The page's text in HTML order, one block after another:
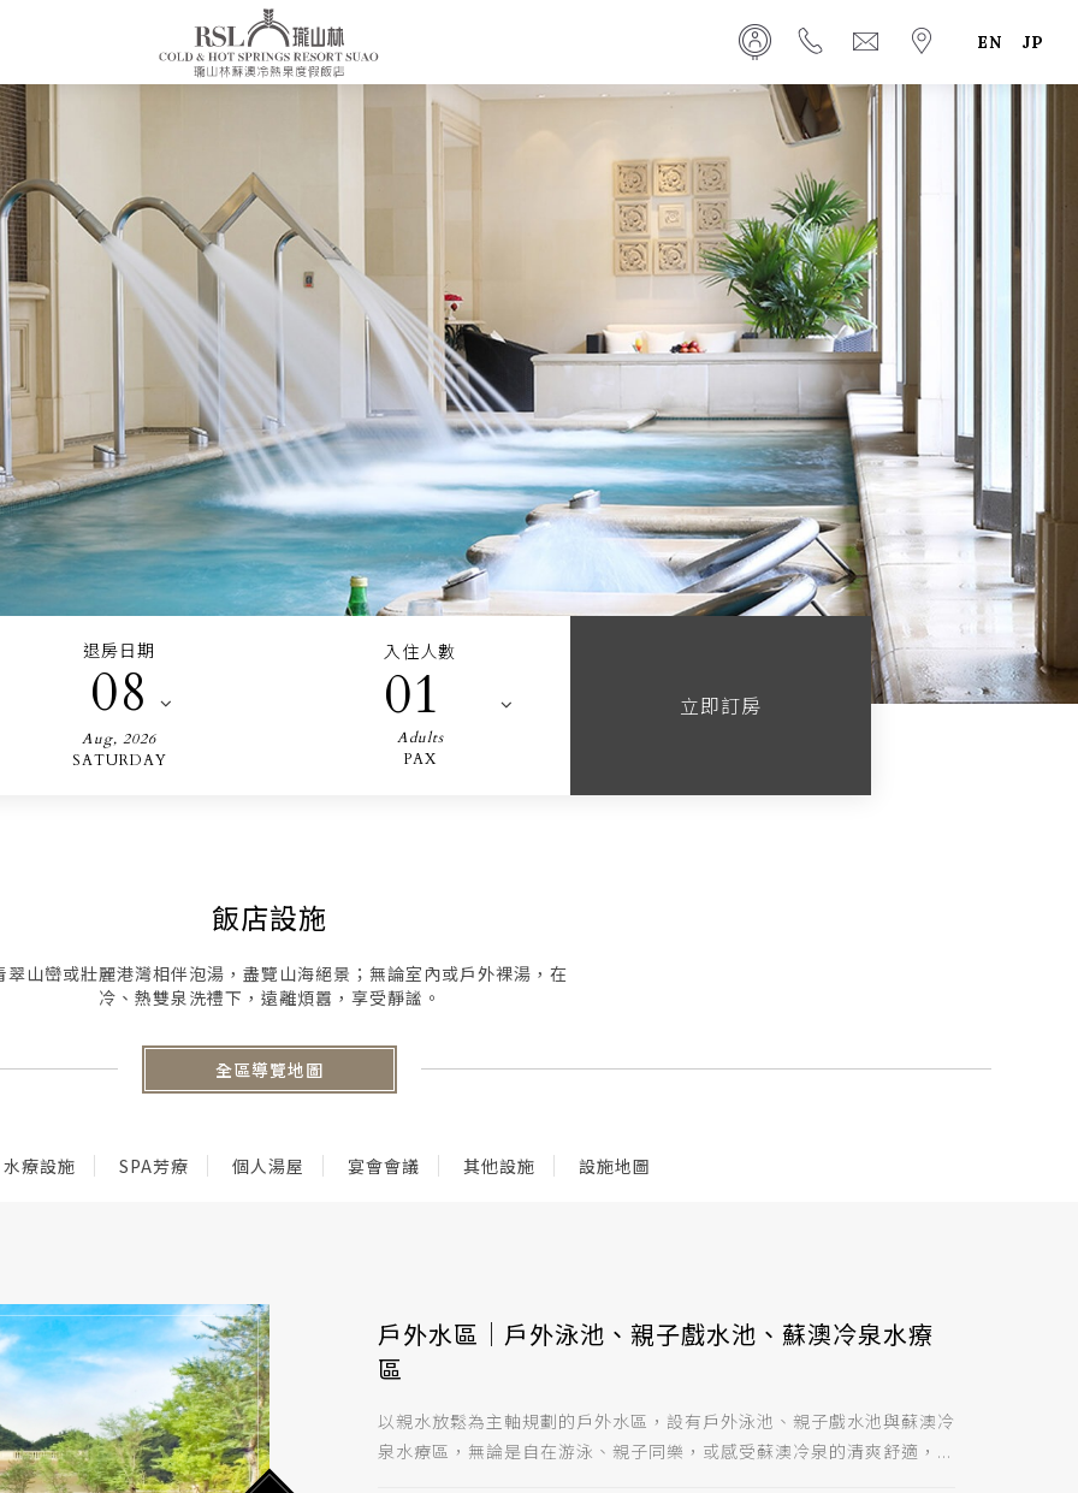
EN JP
退房日期
08
Aug, 2026
SATURDAY
入住人數
01
Adults
PAX
立即訂房
飯店設施
翠山巒或壯麗港灣相伴泡湯，盡覽山海絕景；無論室內或戶外裸湯，在
冷、熱雙泉洗禮下，遠離煩囂，享受靜謐。
全區導覽地圖
水療設施 SPA芳療 個人湯屋 宴會會議 其他設施 設施地圖
戶外水區｜戶外泳池、親子戲水池、蘇澳冷泉水療
區
以親水放鬆為主軸規劃的戶外水區，設有戶外泳池、親子戲水池與蘇澳冷
泉水療區，無論是自在游泳、親子同樂，或感受蘇澳冷泉的清爽舒適，...